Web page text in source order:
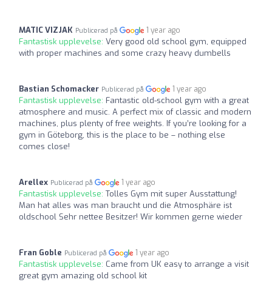
MATIC VIZJAK Publicerad på 1 year ago
Fantastisk upplevelse: Very good old school gym, equipped
with proper machines and some crazy heavy dumbells
Bastian Schomacker Publicerad på 1 year ago
Fantastisk upplevelse: Fantastic old-school gym with a great
atmosphere and music. A perfect mix of classic and modern
machines, plus plenty of free weights. If you’re looking for a
gym in Göteborg, this is the place to be – nothing else
comes close!
Arellex Publicerad på 1 year ago
Fantastisk upplevelse: Tolles Gym mit super Ausstattung!
Man hat alles was man braucht und die Atmosphäre ist
oldschool Sehr nettee Besitzer! Wir kommen gerne wieder
Fran Goble Publicerad på 1 year ago
Fantastisk upplevelse: Came from UK easy to arrange a visit
great gym amazing old school kit